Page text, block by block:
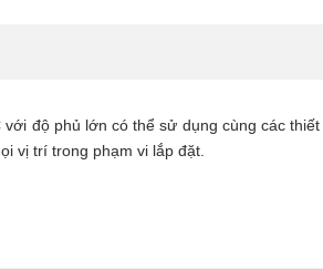
với độ phủ lớn có thể sử dụng cùng các
vị trí trong phạm vi lắp đặt.